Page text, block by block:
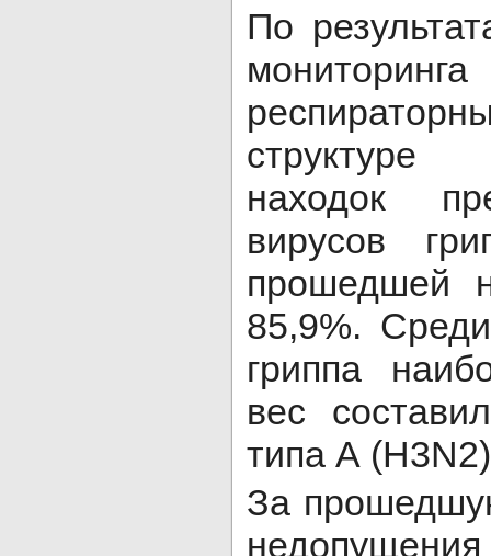
По
структуре
находок
вирусов
прошедшей
85,9%.
гриппа
вес
типа А
За